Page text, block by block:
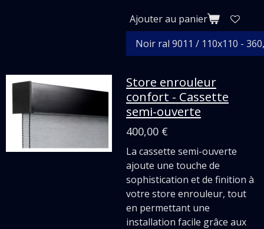
Ajouter au panier
Store enrouleur
confort - Cassette
semi-ouverte
400,00 €
La cassette semi-ouverte
ajoute une touche de
sophistication et de finition à
votre store enrouleur, tout
en permettant une
installation facile grâce aux